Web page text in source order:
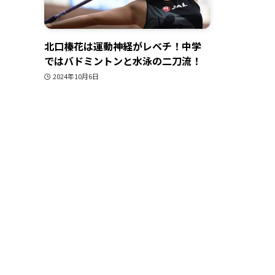
北口榛花は運動神経がレベチ！中学
ではバドミントンと水泳の二刀流！
2024年10月6日